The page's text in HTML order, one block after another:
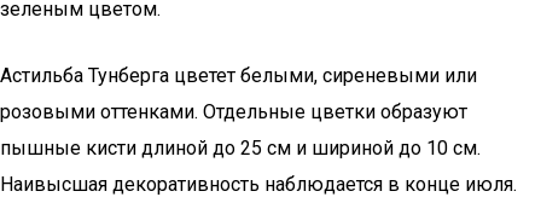
зеленым цветом.
Астильба Тунберга цветет белыми, сиреневыми или
розовыми оттенками. Отдельные цветки образуют
пышные кисти длиной до 25 см и шириной до 10 см.
Наивысшая декоративность наблюдается в конце июля.